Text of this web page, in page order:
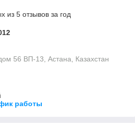
из 5 отзывов за год
56 ВП-13, Астана, Казахстан
работы